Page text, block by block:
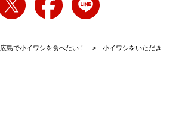
広島で小イワシを食べたい！
小イワシをいただき